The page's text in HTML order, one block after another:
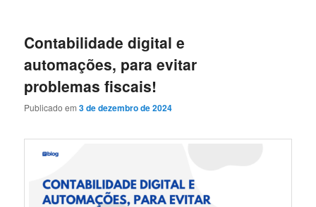
conteúdo
principal
conteúdo
secundário
Contabilidade digital e
automações, para evitar
problemas fiscais!
Publicado em3 de dezembro de 2024